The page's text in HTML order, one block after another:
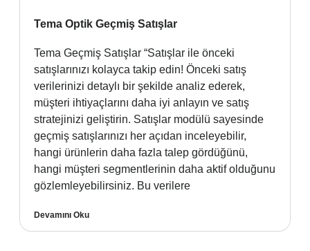
Tema Optik Geçmiş Satışlar
Tema Geçmiş Satışlar “Satışlar ile önceki
satışlarınızı kolayca takip edin! Önceki satış
verilerinizi detaylı bir şekilde analiz ederek,
müşteri ihtiyaçlarını daha iyi anlayın ve satış
stratejinizi geliştirin. Satışlar modülü sayesinde
geçmiş satışlarınızı her açıdan inceleyebilir,
hangi ürünlerin daha fazla talep gördüğünü,
hangi müşteri segmentlerinin daha aktif olduğunu
gözlemleyebilirsiniz. Bu verilere
Devamını Oku